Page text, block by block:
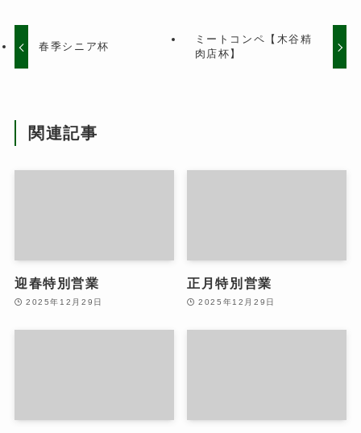
春季シニア杯
ミートコンペ【木谷精
肉店杯】
関連記事
迎春特別営業
2025年12月29日
正月特別営業
2025年12月29日